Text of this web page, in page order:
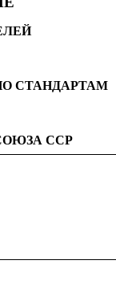
СТАНДАРТАМ
ССР